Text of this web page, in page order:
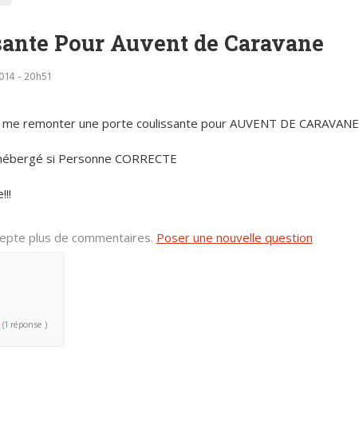
Pour Auvent de Caravane
- 20h51
remonter une porte coulissante pour AUVENT DE CARAVANE
si Personne CORRECTE
plus de commentaires. Poser une nouvelle question
(1 réponse )